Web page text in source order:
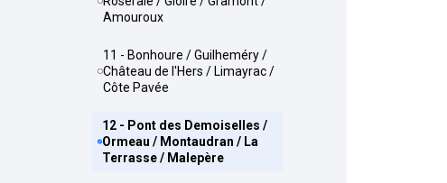
Amouroux
11 - Bonhoure / Guilheméry /
Château de l'Hers / Limayrac /
Côte Pavée
12 - Pont des Demoiselles /
Ormeau / Montaudran / La
Terrasse / Malepère